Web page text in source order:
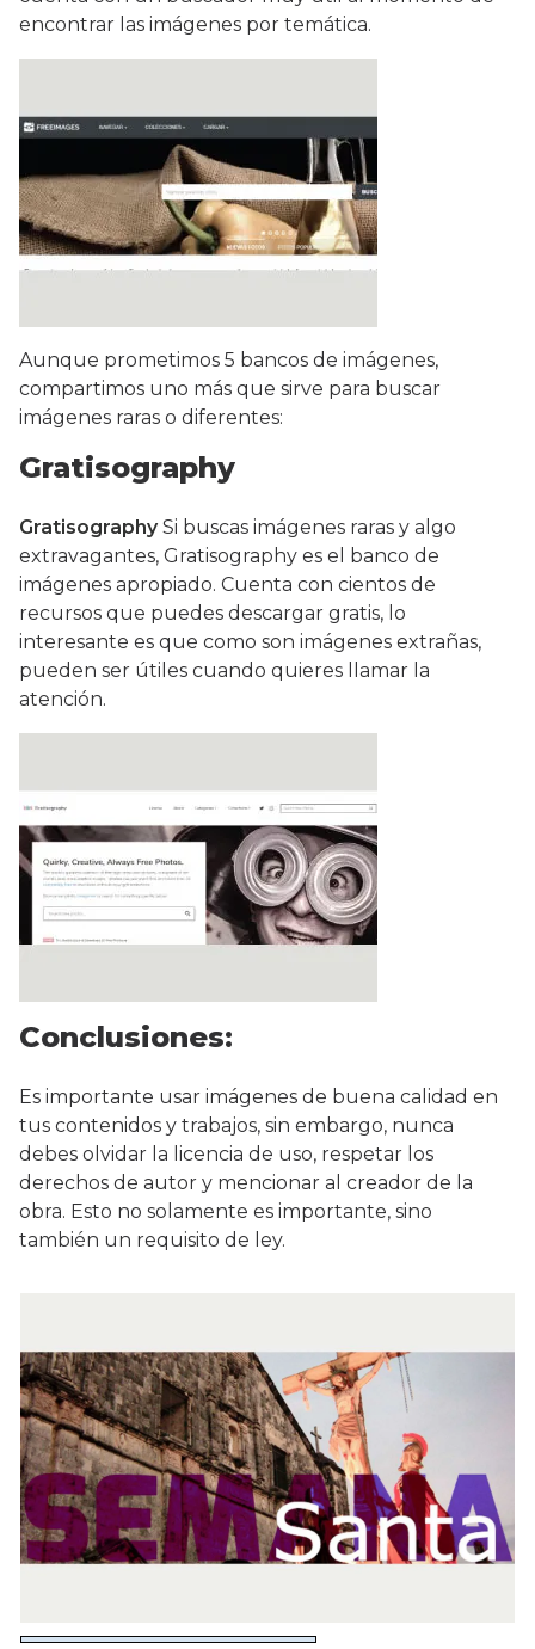
encontrar las imágenes por temática.
Aunque prometimos 5 bancos de imágenes,
compartimos uno más que sirve para buscar
imágenes raras o diferentes:
Gratisography
GratisographySi buscas imágenes raras y algo
extravagantes, Gratisography es el banco de
imágenes apropiado. Cuenta con cientos de
recursos que puedes descargar gratis, lo
interesante es que como son imágenes extrañas,
pueden ser útiles cuando quieres llamar la
atención.
Conclusiones:
Es importante usar imágenes de buena calidad en
tus contenidos y trabajos, sin embargo, nunca
debes olvidar la licencia de uso, respetar los
derechos de autor y mencionar al creador de la
obra. Esto no solamente es importante, sino
también un requisito de ley.